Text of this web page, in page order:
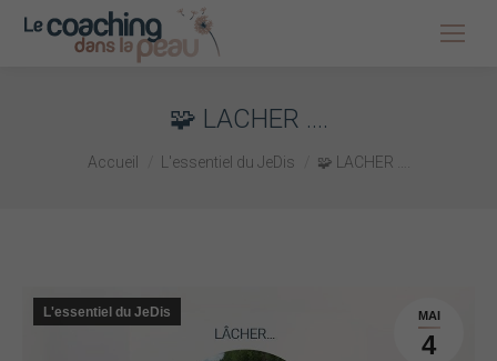
🧩 LACHER ….
Vous êtes ici :
Accueil L'essentiel du JeDis 🧩 LACHER ….
MAI
4
L'essentiel du JeDis